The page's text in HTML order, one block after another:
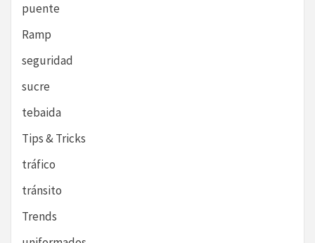
puente
Ramp
seguridad
sucre
tebaida
Tips & Tricks
tráfico
tránsito
Trends